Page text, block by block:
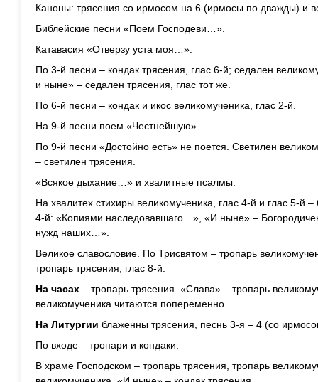
Каноны: трясения со ирмосом на 6 (ирмосы по дважды) и
Библейские песни «Поем Господеви…».
Катавасия «Отверзу уста моя…».
По 3-й песни – кондак трясения, глас 6-й; седален
и ныне» – седален трясения, глас тот же.
По 6-й песни – кондак и икос великомученика, глас 2-й.
На 9-й песни поем «Честнейшую».
По 9-й песни «Достойно есть» не поется. Светилен
– светилен трясения.
«Всякое дыхание…» и хвалитные псалмы.
На хвалитех стихиры великомученика, глас 4-й и глас 5-й
4-й: «Копиями наследовавшаго…», «И ныне» –
нужд наших…».
Великое славословие. По Трисвятом – тропарь
тропарь трясения, глас 8-й.
На часах – тропарь трясения. «Слава» – тропарь
великомученика читаются попеременно.
На Литургии блаженны трясения, песнь 3-я – 4 (со
По входе – тропари и кондаки:
В храме Господском – тропарь трясения, тропарь